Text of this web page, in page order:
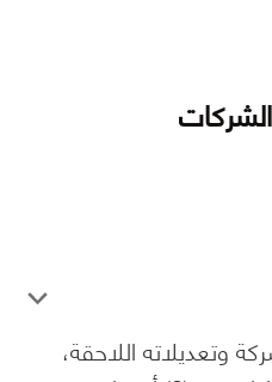
وتعديلاته اللاحقة،